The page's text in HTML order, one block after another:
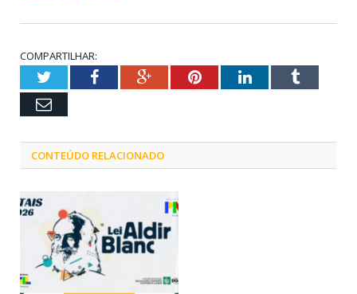
COMPARTILHAR:
TwitterFacebookGoogle+PinterestLinkedInTumblr
Email
CONTEÚDO RELACIONADO